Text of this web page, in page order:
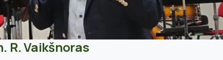
R. Vaikšnoras